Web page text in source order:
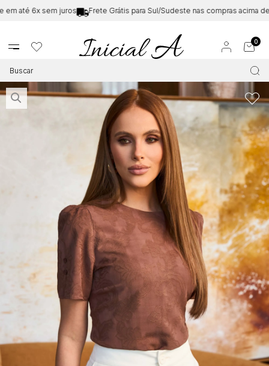
até 6x sem juros Frete Grátis para Sul/Sudeste nas compras acima de
0